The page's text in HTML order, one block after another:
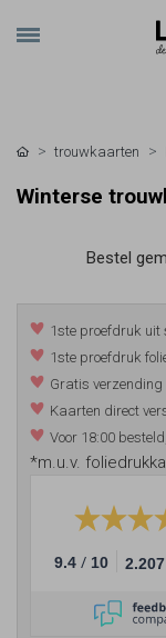
trouwkaarten
Winterse
Bestel
1ste proefdruk uit
1ste proefdruk
Gratis
Kaarten direct
Voor 18:00
*m.u.v.
9.4 / 10